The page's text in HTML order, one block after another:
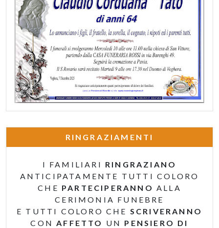
RINGRAZIAMENTI
I FAMILIARI RINGRAZIANO
ANTICIPATAMENTE TUTTI COLORO
CHE PARTECIPERANNO ALLA
CERIMONIA FUNEBRE
E TUTTI COLORO CHE SCRIVERANNO
CON AFFETTO UN PENSIERO DI